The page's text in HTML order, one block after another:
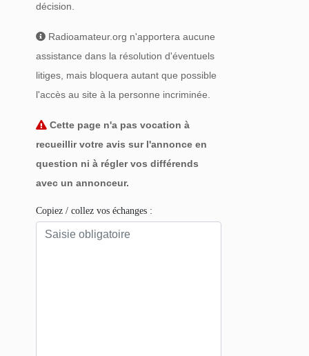
décision.
Radioamateur.org n'apportera aucune
assistance dans la résolution d'éventuels
litiges, mais bloquera autant que possible
l'accès au site à la personne incriminée.
Cette page n'a pas vocation à
recueillir votre avis sur l'annonce en
question ni à régler vos différends
avec un annonceur.
Copiez / collez vos échanges :